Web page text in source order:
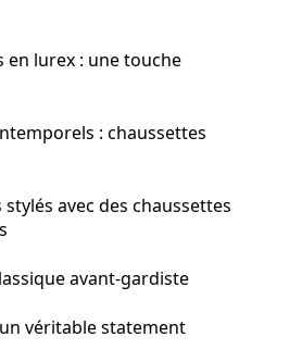
en lurex : une touche
: chaussettes
avec des chaussettes
avant-gardiste
véritable statement